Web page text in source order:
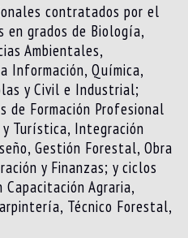
contratados por el
grados de Biología,
Ambientales,
Información, Química,
y Civil e Industrial;
de Formación Profesional
Turística, Integración
Gestión Forestal, Obra
y Finanzas; y ciclos
Capacitación Agraria,
Técnico Forestal,